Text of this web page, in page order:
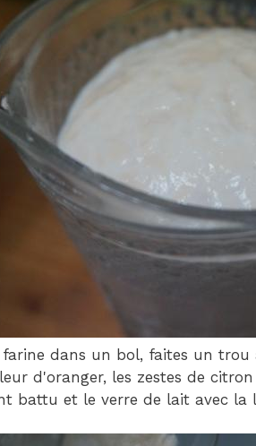
dans un bol, faites un trou
d'oranger, les zestes de
battu et le verre de lait avec la